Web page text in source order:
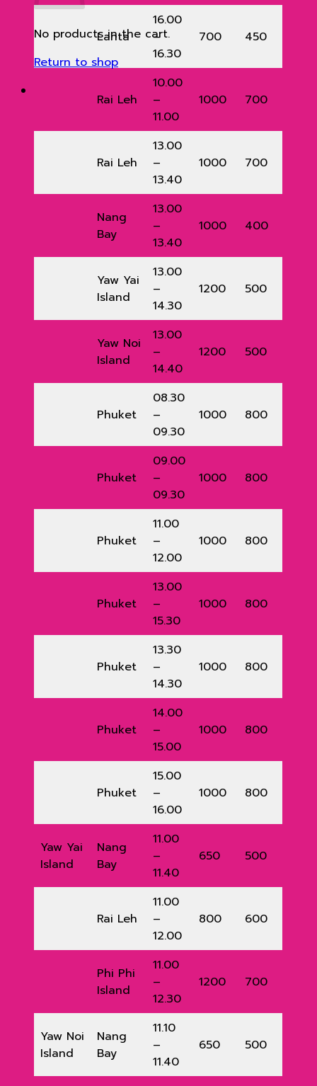
No products in the cart.
Return to shop
Lanta
16.00
–
16.30
700 450
Rai Leh
10.00
–
11.00
1000 700
Rai Leh
13.00
–
13.40
1000 700
Nang
Bay
13.00
–
13.40
1000 400
Yaw Yai
Island
13.00
–
14.30
1200 500
Yaw Noi
Island
13.00
–
14.40
1200 500
Phuket
08.30
–
09.30
1000 800
Phuket
09.00
–
09.30
1000 800
Phuket
11.00
–
12.00
1000 800
Phuket
13.00
–
15.30
1000 800
Phuket
13.30
–
14.30
1000 800
Phuket
14.00
–
15.00
1000 800
Phuket
15.00
–
16.00
1000 800
Yaw Yai
Island
Nang
Bay
11.00
–
11.40
650 500
Rai Leh
11.00
–
12.00
800 600
Phi Phi
Island
11.00
–
12.30
1200 700
Yaw Noi
Island
Nang
Bay
11.10
–
11.40
650 500